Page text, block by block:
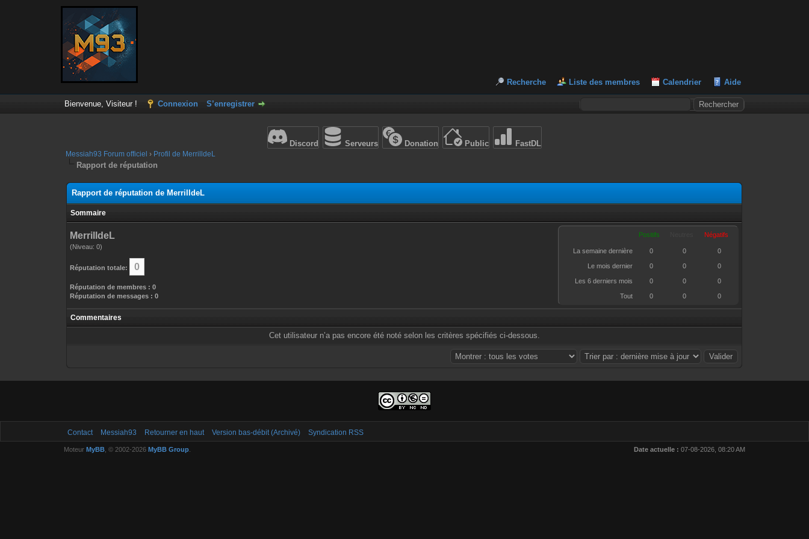
Recherche Liste des membres Calendrier Aide
Bienvenue, Visiteur ! Connexion S’enregistrer
Discord Serveurs Donation Public FastDL
Messiah93 Forum officiel › Profil de MerrilldeL
Rapport de réputation
Rapport de réputation de MerrilldeL
Sommaire
MerrilldeL
(Niveau: 0)
Réputation totale: 0
Réputation de membres : 0
Réputation de messages : 0
Positifs Négatifs
La semaine dernière 0 0 0
Le mois dernier 0 0 0
Les 6 derniers mois 0 0 0
Tout 0 0 0
Commentaires
Cet utilisateur n’a pas encore été noté selon les critères spécifiés ci-dessous.
Contact Messiah93 Retourner en haut Version bas-débit (Archivé) Syndication RSS
Date actuelle : 07-08-2026, 08:20 AM
Moteur MyBB, © 2002-2026 MyBB Group.